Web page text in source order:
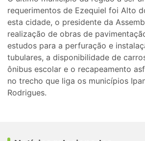
requerimentos de Ezequiel foi Alto
esta cidade, o presidente da
realização de obras de
estudos para a perfuração e
tubulares, a disponibilidade de
ônibus escolar e o recapeamento
no trecho que liga os municípios
Rodrigues.